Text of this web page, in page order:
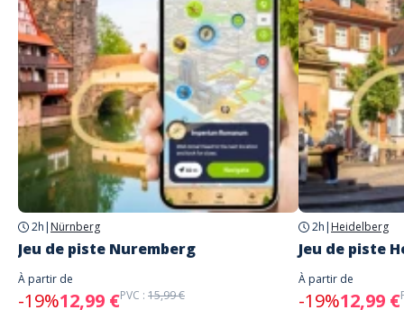
explorez la ville comme jamais auparavant.
À prendre sur soi
Chaque participant a besoin de son propre smartphone avec internet
mobile (env. 50–100 Mo de données), GPS, appareil photo et batterie
chargée
Informations importantes
la visite se fait entièrement à pied (environ 3–4 km de parcours)
le nombre d’équipes est choisi dans l’application après le
lancement du jeu
Langues parlées
Allemand, Anglais, Français, Néerlandais
Adresse
Stadhuis Antwerpen, Grote Markt, Antwerpen Antwerp, Belgien
Point de départ recommandé
2h | Nürnberg
Jeu de piste Nuremberg
À partir de
-19%12,99 €PVC : 15,99 €
2h | Heidelberg
Jeu de piste
À partir de
-19%12,99 €